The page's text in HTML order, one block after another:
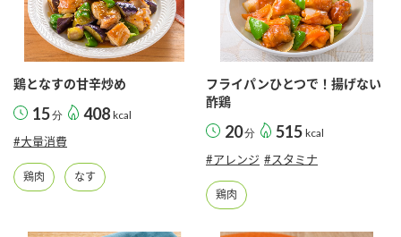
鶏となすの甘辛炒め
15分 408 kcal
#大量消費
鶏肉 なす
フライパンひとつで！揚げない
酢鶏
20分 515 kcal
#アレンジ #スタミナ
鶏肉